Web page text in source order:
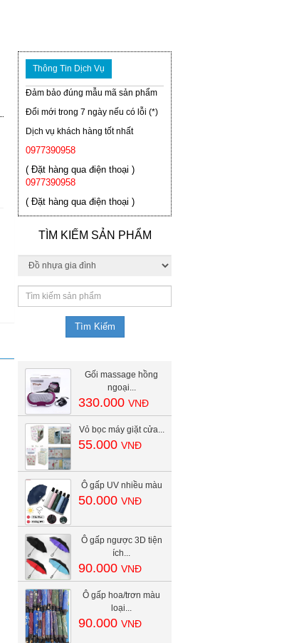
Thông Tin Dịch Vụ
Đảm bảo đúng mẫu mã sản phẩm
Đổi mới trong 7 ngày nếu có lỗi (*)
Dịch vụ khách hàng tốt nhất
0977390958
( Đặt hàng qua điện thoại )
0977390958
( Đặt hàng qua điện thoại )
TÌM KIẾM SẢN PHẨM
Gối massage hồng
ngoại...
330.000VNĐ
Vỏ bọc máy giặt cửa...
55.000VNĐ
Ô gấp UV nhiều màu
50.000VNĐ
Ô gấp ngược 3D tiện
ích...
90.000VNĐ
Ô gấp hoa/trơn màu
loại...
90.000VNĐ